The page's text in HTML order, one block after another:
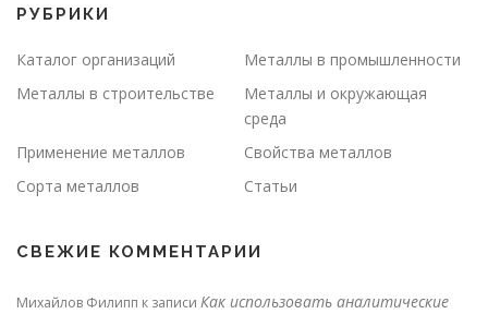
РУБРИКИ
Каталог организаций
Металлы в промышленности
Металлы в строительстве
Металлы и окружающая
среда
Применение металлов
Свойства металлов
Сорта металлов
Статьи
СВЕЖИЕ КОММЕНТАРИИ
Михайлов Филипп к записи Как использовать аналитические